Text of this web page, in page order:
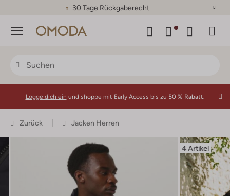
30 Tage Rückgaberecht
Menü
Logge dich ein und shoppe mit Early Access bis zu 50 % Rabatt.
Zurück Jacken Herren
4 Artikel